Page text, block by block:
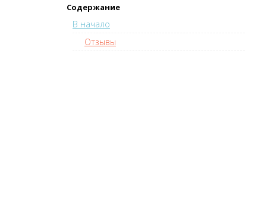
Содержание
В начало
Отзывы